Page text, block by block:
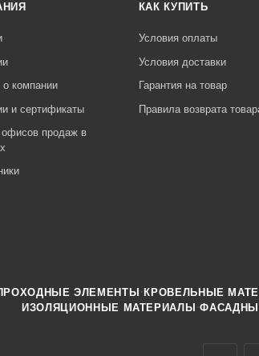
компании
и сертификаты
продаж в
КАК КУПИТЬ
Условия оплаты
Условия доставки
Гарантия на товар
Правила возврата
ЭЛЕМЕНТЫ ·КРОВЕЛЬНЫЕ
ИЗОЛЯЦИОННЫЕ МАТЕРИАЛЫ ·